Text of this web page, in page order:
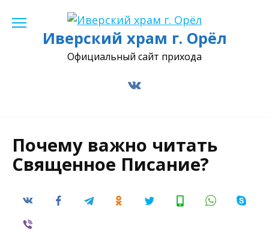
содержаниюИверский храм г. Орёл
Официальный сайт прихода
Почему важно читать
Священное Писание?